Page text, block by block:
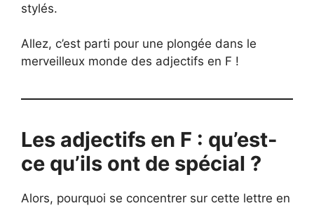
stylés.
Allez, c’est parti pour une plongée dans le
merveilleux monde des adjectifs en F !
Les adjectifs en F : qu’est-
ce qu’ils ont de spécial ?
Alors, pourquoi se concentrer sur cette lettre en